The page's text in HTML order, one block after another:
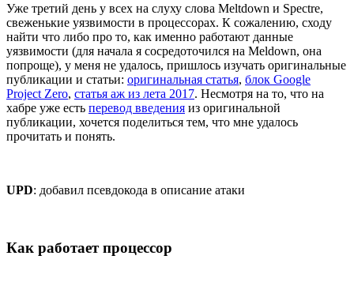
Уже третий день у всех на слуху слова Meltdown и Spectre,
свеженькие уязвимости в процессорах. К сожалению, сходу
найти что либо про то, как именно работают данные
уязвимости (для начала я сосредоточился на Meldown, она
попроще), у меня не удалось, пришлось изучать оригинальные
публикации и статьи: оригинальная статья, блок Google
Project Zero, статья аж из лета 2017. Несмотря на то, что на
хабре уже есть перевод введения из оригинальной
публикации, хочется поделиться тем, что мне удалось
прочитать и понять.
UPD: добавил псевдокода в описание атаки
Как работает процессор